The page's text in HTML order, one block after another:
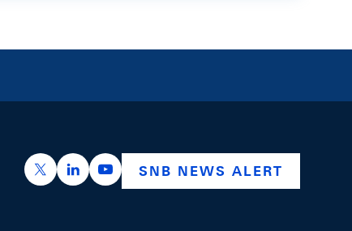
https://x.com/snb_bns
https://ch.linkedin.com/company/swiss-
https://www.youtube.com/
SNB NEWS ALERT